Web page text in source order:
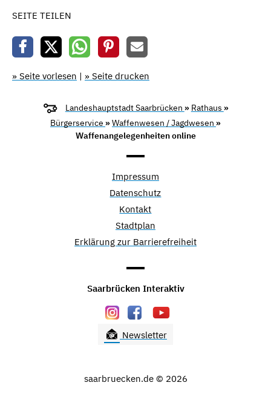
SEITE TEILEN
» Seite vorlesen | » Seite drucken
Landeshauptstadt Saarbrücken » Rathaus »
Bürgerservice »Waffenwesen / Jagdwesen »
Waffenangelegenheiten online
Impressum
Datenschutz
Kontakt
Stadtplan
Erklärung zur Barrierefreiheit
Saarbrücken Interaktiv
Newsletter
saarbruecken.de © 2026